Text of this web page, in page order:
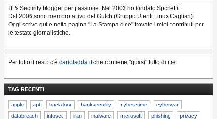
IT & Security blogger per passione. Nel 2003 ho fondato Spcnet.it.
Dal 2006 sono membro attivo del Gulch (Gruppo Utenti Linux Cagliari).
Oggi scrivo qui e nella pagina "La Stampa dice" trovate i miei contributi per
le testate giornalistiche.
Per tutto il resto c'è dariofadda.itche contiene "quasi" tutto di me.
TAG RECENTI
apple apt backdoor banksecurity cybercrime
cyberwar
databreach
infosec iran malware microsoft phishing privacy